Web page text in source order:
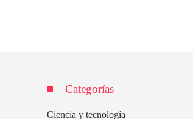
Categorías
Ciencia y tecnología